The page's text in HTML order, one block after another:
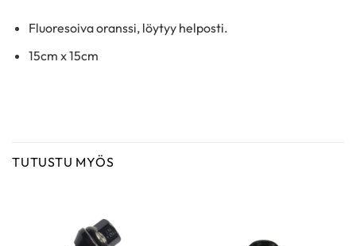
Fluoresoiva oranssi, löytyy helposti.
15cm x 15cm
TUTUSTU MYÖS